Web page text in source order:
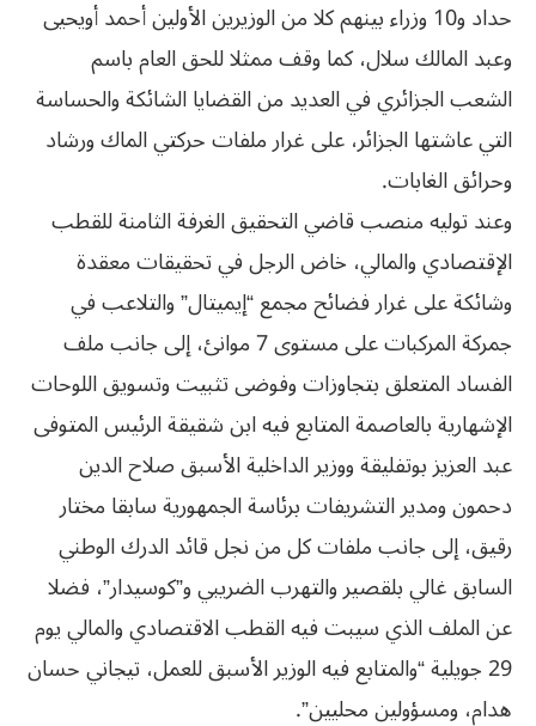
حداد و10 وزراء بينهم كلا من الوزيرين الأولين أحمد أويحيى
وعبد المالك سلال، كما وقف ممثلا للحق العام باسم
الشعب الجزائري في العديد من القضايا الشائكة والحساسة
التي عاشتها الجزائر، على غرار ملفات حركتي الماك ورشاد
وحرائق الغابات.
وعند توليه منصب قاضي التحقيق الغرفة الثامنة للقطب
الإقتصادي والمالي، خاض الرجل في تحقيقات معقدة
وشائكة على غرار فضائح مجمع “إيميتال” والتلاعب في
جمركة المركبات على مستوى 7 موانئ، إلى جانب ملف
الفساد المتعلق بتجاوزات وفوضى تثبيت وتسويق اللوحات
الإشهارية بالعاصمة المتابع فيه ابن شقيقة الرئيس المتوفى
عبد العزيز بوتفليقة ووزير الداخلية الأسبق صلاح الدين
دحمون ومدير التشريفات برئاسة الجمهورية سابقا مختار
رقيق، إلى جانب ملفات كل من نجل قائد الدرك الوطني
السابق غالي بلقصير والتهرب الضريبي و”كوسيدار”، فضلا
عن الملف الذي سيبت فيه القطب الاقتصادي والمالي يوم
29 جويلية “والمتابع فيه الوزير الأسبق للعمل، تيجاني حسان
هدام، ومسؤولين محليين”.